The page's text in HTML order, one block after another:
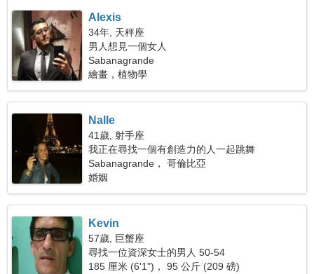
Alexis
34年, 天秤座
男人想見一個女人
Sabanagrande
繪畫，植物學
Nalle
41歲, 射手座
我正在尋找一個有創造力的人一起跳舞
Sabanagrande， 哥倫比亞
婚姻
Kevin
57歲, 巨蟹座
尋找一位資深女士的男人 50-54
185 厘米 (6'1")， 95 公斤 (209 磅)